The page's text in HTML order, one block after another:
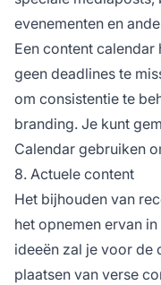
evenementen en
Een content
geen deadlines te
om consistentie te
branding. Je kunt
Calendar gebruiken
8. Actuele content
Het bijhouden van
het opnemen ervan
ideeën zal je voor de
plaatsen van verse